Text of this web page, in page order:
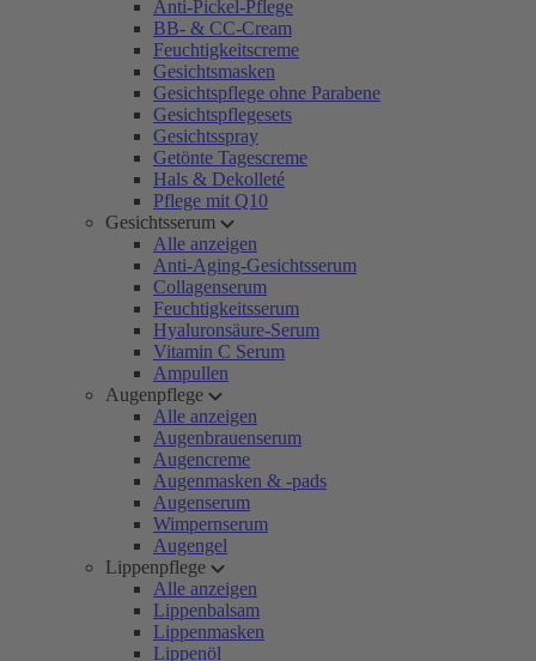
Anti-Pickel-Pflege
BB- & CC-Cream
Feuchtigkeitscreme
Gesichtsmasken
Gesichtspflege ohne Parabene
Gesichtspflegesets
Gesichtsspray
Getönte Tagescreme
Hals & Dekolleté
Pflege mit Q10
Gesichtsserum
Alle anzeigen
Anti-Aging-Gesichtsserum
Collagenserum
Feuchtigkeitsserum
Hyaluronsäure-Serum
Vitamin C Serum
Ampullen
Augenpflege
Alle anzeigen
Augenbrauenserum
Augencreme
Augenmasken & -pads
Augenserum
Wimpernserum
Augengel
Lippenpflege
Alle anzeigen
Lippenbalsam
Lippenmasken
Lippenöl